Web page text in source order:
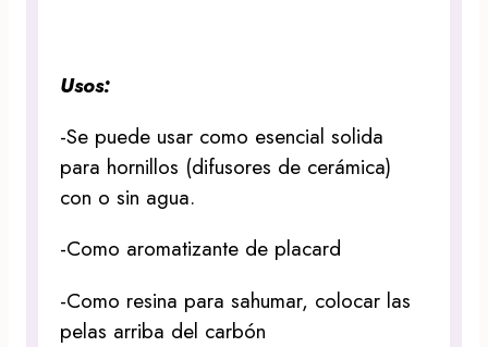
Usos:
-Se puede usar como esencial solida
para hornillos (difusores de cerámica)
con o sin agua.
-Como aromatizante de placard
-Como resina para sahumar, colocar las
pelas arriba del carbón